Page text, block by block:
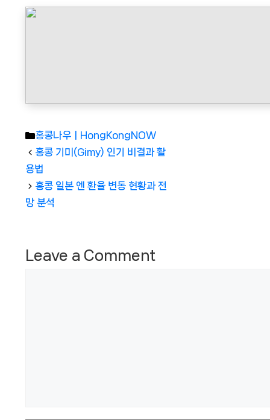
Categories
홍콩나우ㅣHongKongNOW
홍콩 기미(Gimy) 인기 비결과 활
용법
홍콩 일본 엔 환율 변동 현황과 전
망 분석
Leave a Comment